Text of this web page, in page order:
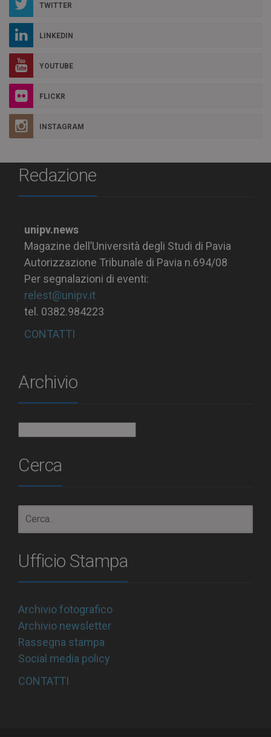
TWITTER
LINKEDIN
YOUTUBE
FLICKR
INSTAGRAM
Redazione
unipv.news
Magazine dell’Università degli Studi di Pavia
Autorizzazione Tribunale di Pavia n.694/08
Per segnalazioni di eventi:
relest@unipv.it
tel. 0382.984223
CONTATTI
Archivio
Cerca
Ufficio Stampa
Archivio fotografico
Archivio newsletter
Rassegna stampa
Social media policy
CONTATTI